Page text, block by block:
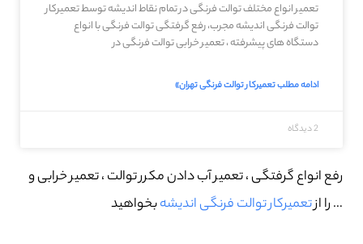
تعمیر انواع مختلف توالت فرنگی در تمام نقاط اندیشه توسط تعمیرکار
توالت فرنگی اندیشه مجرب، رفع گرفتگی توالت فرنگی با انواع
دستگاه های پیشرفته ، تعمیر خرابی توالت فرنگی در
ادامه مطلب تعمیرکار توالت فرنگی تهران»
2 دیدگاه
رفع انواع گرفتگی ، تعمیر آب دادن مکرر توالت ، تعمیر خرابی و
… را ازتعمیرکار توالت فرنگی اندیشهبخواهید